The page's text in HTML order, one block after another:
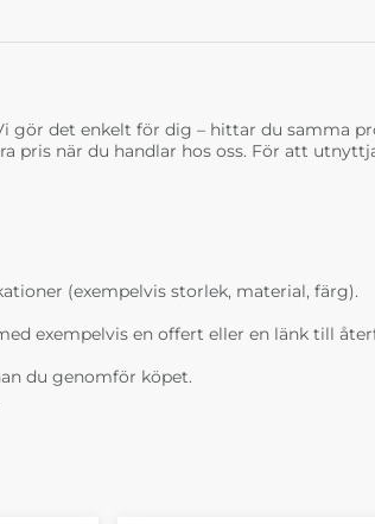
det enkelt för dig – hittar du samma
när du handlar hos oss. För att
(exempelvis storlek, material, färg).
exempelvis en offert eller en länk till
du genomför köpet.